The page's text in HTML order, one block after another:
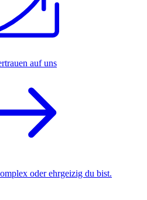
auf uns
oder ehrgeizig du bist.